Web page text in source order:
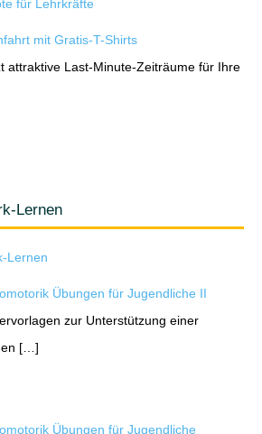
mit Gratis-T-Shirts
attraktive Last-Minute-Zeiträume für Ihre
Lernen
Übungen für Jugendliche II
zur Unterstützung einer
[…]
Übungen für Jugendliche